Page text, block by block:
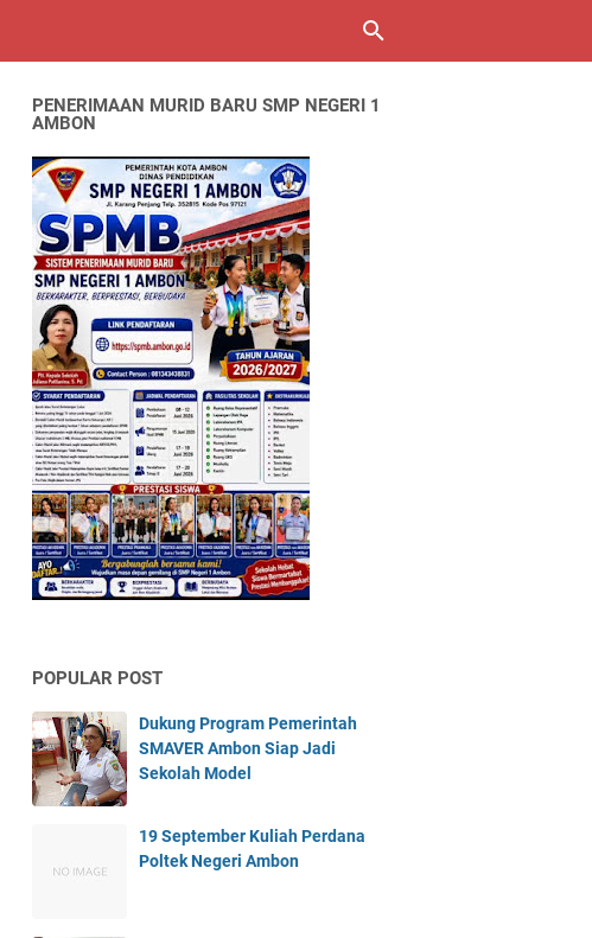
PENERIMAAN MURID BARU SMP NEGERI 1
AMBON
POPULAR POST
Dukung Program Pemerintah
SMAVER Ambon Siap Jadi
Sekolah Model
19 September Kuliah Perdana
Poltek Negeri Ambon